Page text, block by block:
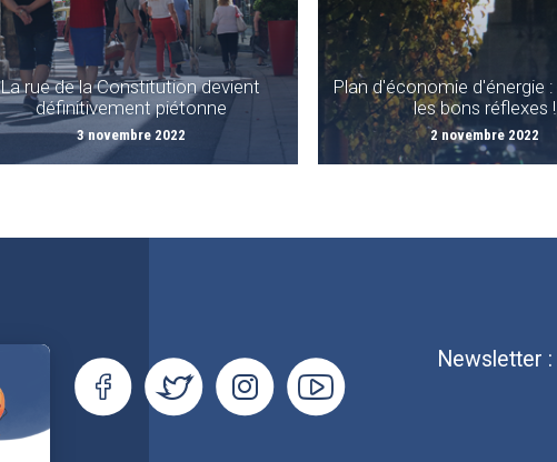
La rue de la Constitution devient
définitivement piétonne
3 novembre 2022
Plan d'économie d'énergie
les bons réflexes !
2 novembre 2022
Newsletter :